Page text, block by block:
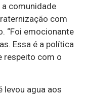
comunidade
com
“Foi emocionante
Essa é a política
respeito com o
levou agua aos